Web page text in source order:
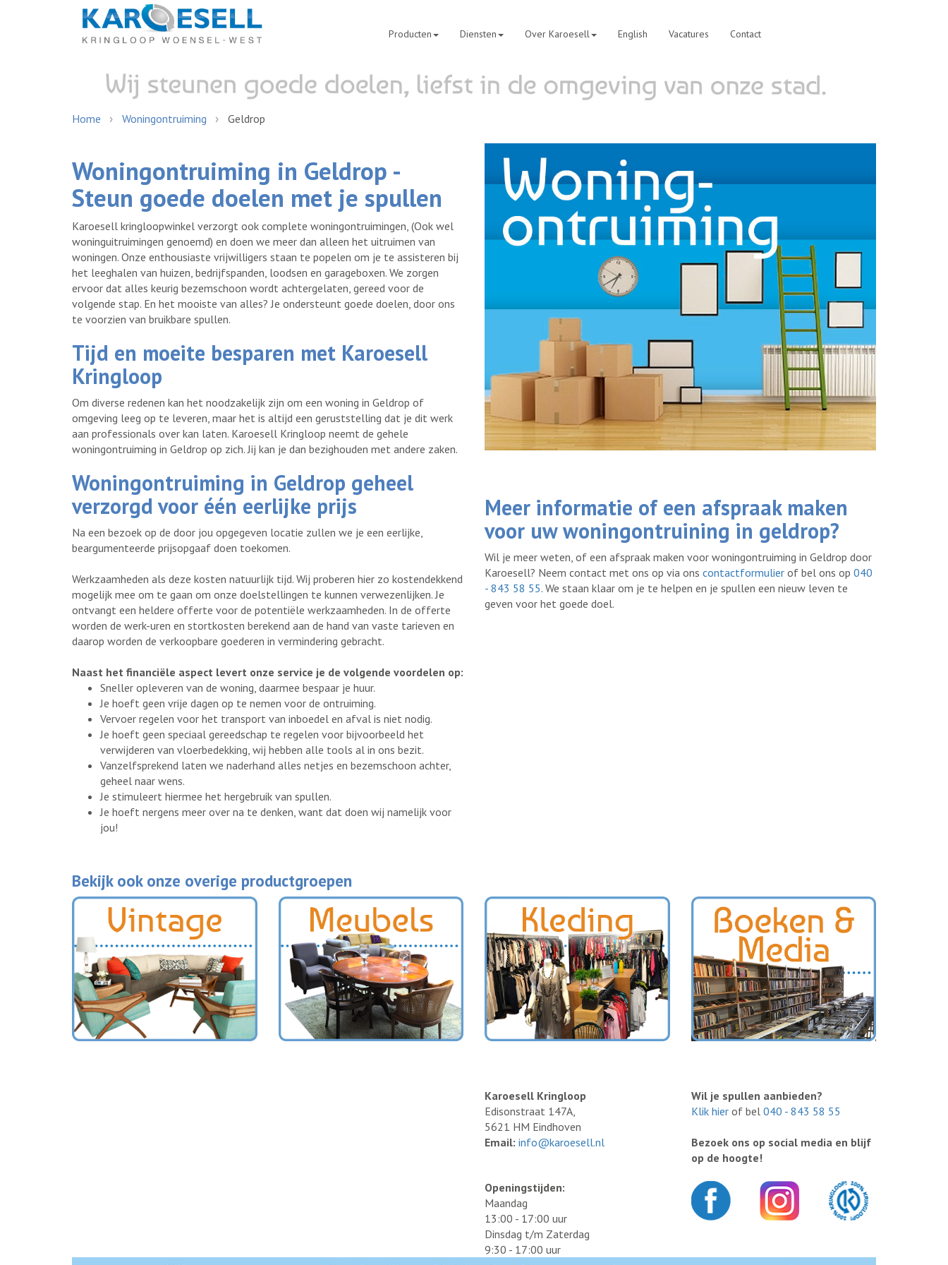
Producten Diensten Over Karoesell English Vacatures Contact
Home Woningontruiming Geldrop
Woningontruiming in Geldrop -
Steun goede doelen met je spullen
Karoesell kringloopwinkel verzorgt ook complete woningontruimingen, (Ook wel
woninguitruimingen genoemd) en doen we meer dan alleen het uitruimen van
woningen. Onze enthousiaste vrijwilligers staan te popelen om je te assisteren bij
het leeghalen van huizen, bedrijfspanden, loodsen en garageboxen. We zorgen
ervoor dat alles keurig bezemschoon wordt achtergelaten, gereed voor de
volgende stap. En het mooiste van alles? Je ondersteunt goede doelen, door ons
te voorzien van bruikbare spullen.
Tijd en moeite besparen met Karoesell
Kringloop
Om diverse redenen kan het noodzakelijk zijn om een woning in Geldrop of
omgeving leeg op te leveren, maar het is altijd een geruststelling dat je dit werk
aan professionals over kan laten. Karoesell Kringloop neemt de gehele
woningontruiming in Geldrop op zich. Jij kan je dan bezighouden met andere zaken.
Woningontruiming in Geldrop geheel
verzorgd voor één eerlijke prijs
Na een bezoek op de door jou opgegeven locatie zullen we je een eerlijke,
beargumenteerde prijsopgaaf doen toekomen.
Werkzaamheden als deze kosten natuurlijk tijd. Wij proberen hier zo kostendekkend
mogelijk mee om te gaan om onze doelstellingen te kunnen verwezenlijken. Je
ontvangt een heldere offerte voor de potentiële werkzaamheden. In de offerte
worden de werk-uren en stortkosten berekend aan de hand van vaste tarieven en
daarop worden de verkoopbare goederen in vermindering gebracht.
Naast het financiële aspect levert onze service je de volgende voordelen op:
Sneller opleveren van de woning, daarmee bespaar je huur.
Je hoeft geen vrije dagen op te nemen voor de ontruiming.
Vervoer regelen voor het transport van inboedel en afval is niet nodig.
Je hoeft geen speciaal gereedschap te regelen voor bijvoorbeeld het
verwijderen van vloerbedekking, wij hebben alle tools al in ons bezit.
Vanzelfsprekend laten we naderhand alles netjes en bezemschoon achter,
geheel naar wens.
Je stimuleert hiermee het hergebruik van spullen.
Je hoeft nergens meer over na te denken, want dat doen wij namelijk voor
jou!
Meer informatie of een afspraak maken
voor uw woningontruining in geldrop?
Wil je meer weten, of een afspraak maken voor woningontruiming in Geldrop door
Karoesell? Neem contact met ons op via ons contactformulier of bel ons op 040
- 843 58 55. We staan klaar om je te helpen en je spullen een nieuw leven te
geven voor het goede doel.
Bekijk ook onze overige productgroepen
Karoesell Kringloop
Edisonstraat 147A,
5621 HM Eindhoven
Email: info@karoesell.nl
Openingstijden:
Maandag
13:00 - 17:00 uur
Dinsdag t/m Zaterdag
9:30 - 17:00 uur
Wil je spullen aanbieden?
Klik hierof bel 040 - 843 58 55
Bezoek ons op social media en blijf
op de hoogte!